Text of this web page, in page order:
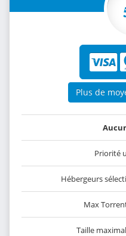
Plus de
Priorité
Hébergeurs
Max
Taille